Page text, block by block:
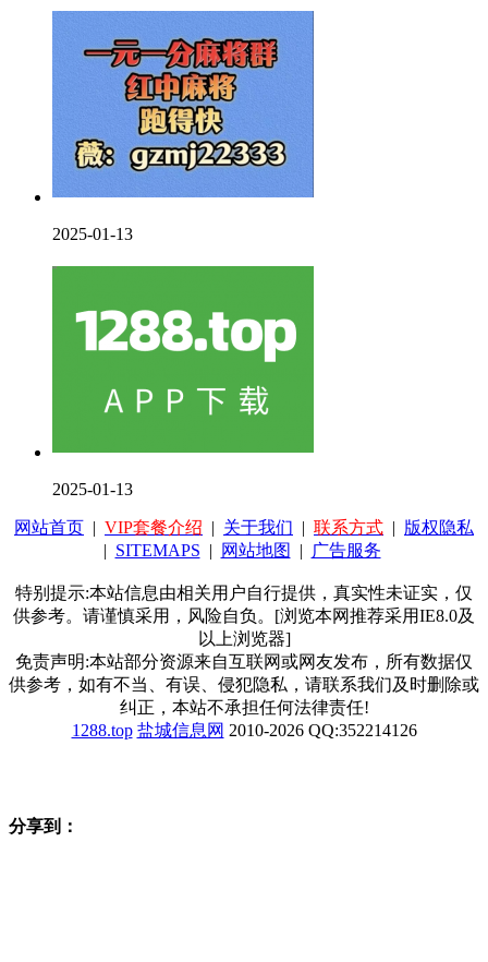
2025-01-13
2025-01-13
网站首页 | VIP套餐介绍 | 关于我们 | 联系方式 | 版权隐私
| SITEMAPS | 网站地图 | 广告服务
特别提示:本站信息由相关用户自行提供，真实性未证实，仅
供参考。请谨慎采用，风险自负。[浏览本网推荐采用IE8.0及
以上浏览器]
免责声明:本站部分资源来自互联网或网友发布，所有数据仅
供参考，如有不当、有误、侵犯隐私，请联系我们及时删除或
纠正，本站不承担任何法律责任!
1288.top 盐城信息网 2010-2026 QQ:352214126
分享到：